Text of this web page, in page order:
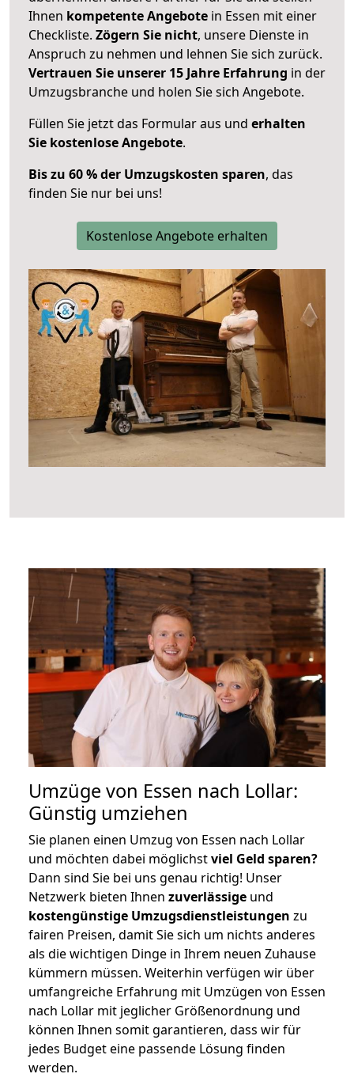
Ihnen kompetente Angebote in Essen mit einer
Checkliste. Zögern Sie nicht, unsere Dienste in
Anspruch zu nehmen und lehnen Sie sich zurück.
Vertrauen Sie unserer 15 Jahre Erfahrung in der
Umzugsbranche und holen Sie sich Angebote.
Füllen Sie jetzt das Formular aus und erhalten
Sie kostenlose Angebote.
Bis zu 60 % der Umzugskosten sparen, das
finden Sie nur bei uns!
Kostenlose Angebote erhalten
Umzüge von Essen nach Lollar:
Günstig umziehen
Sie planen einen Umzug von Essen nach Lollar
und möchten dabei möglichstviel Geld sparen?
Dann sind Sie bei uns genau richtig! Unser
Netzwerk bieten Ihnen zuverlässige und
kostengünstige Umzugsdienstleistungen zu
fairen Preisen, damit Sie sich um nichts anderes
als die wichtigen Dinge in Ihrem neuen Zuhause
kümmern müssen. Weiterhin verfügen wir über
umfangreiche Erfahrung mit Umzügen von Essen
nach Lollar mit jeglicher Größenordnung und
können Ihnen somit garantieren, dass wir für
jedes Budget eine passende Lösung finden
werden.